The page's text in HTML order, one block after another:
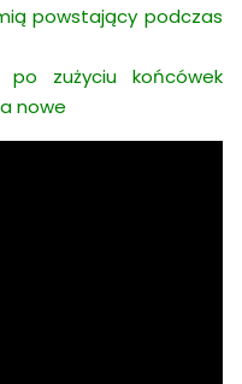
powstający podczas
zużyciu końcówek
nowe